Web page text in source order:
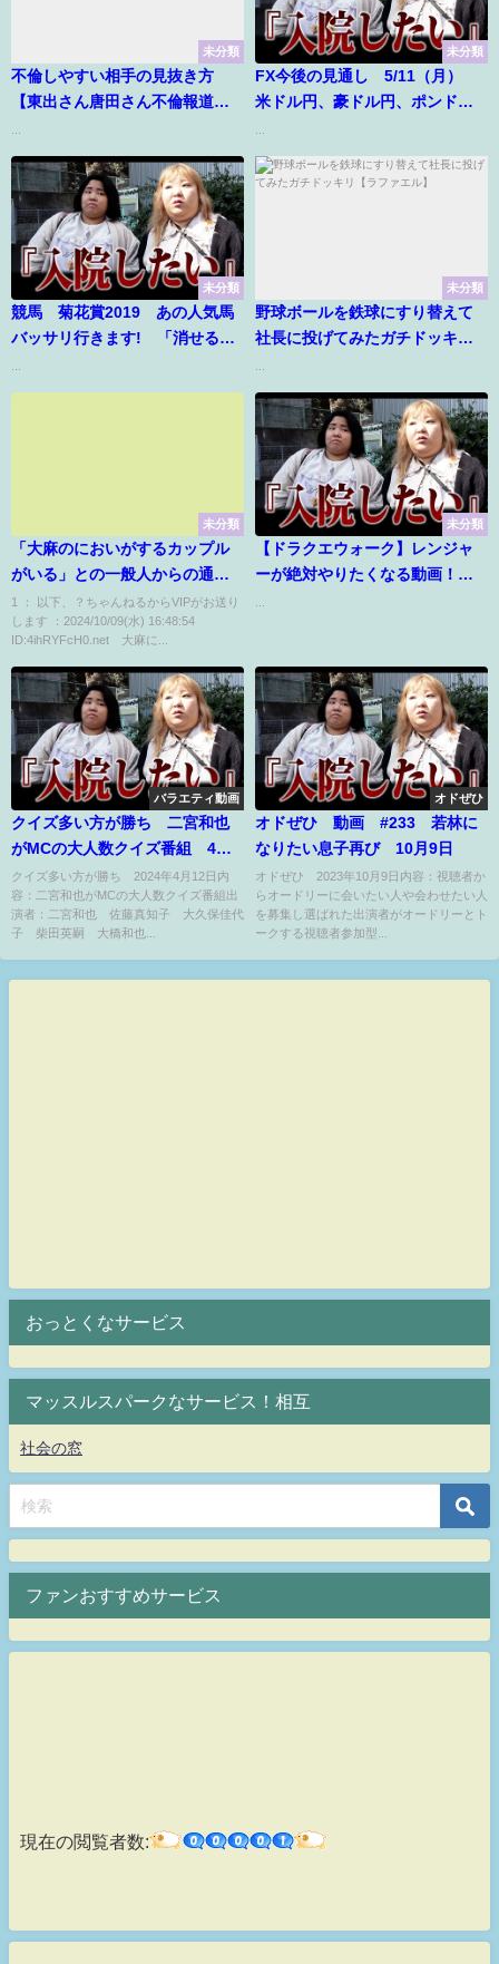
未分類
不倫しやすい相手の見抜き方
【東出さん唐田さん不倫報道考
未分類
FX今後の見通し 5/11（月）
米ドル円、豪ドル円、ポンド
未分類
競馬 菊花賞2019 あの人気馬
バッサリ行きます! 「消せる人
未分類
野球ボールを鉄球にすり替えて
社長に投げてみたガチドッキリ
未分類
「大麻のにおいがするカップル
がいる」との一般人からの通
報 職質後に男女２人を逮捕
1 ： 以下、？ちゃんねるからVIPがお送り
します ：2024/10/09(水) 16:48:54
ID:4ihRYFcH0.net 大麻に...
未分類
【ドラクエウォーク】レンジャ
ーが絶対やりたくなる動画！１
バラエティ動画
クイズ多い方が勝ち 二宮和也
がMCの大人数クイズ番組 4月
12日
クイズ多い方が勝ち 2024年4月12日内
容：二宮和也がMCの大人数クイズ番組出
演者：二宮和也 佐藤真知子 大久保佳代
子 柴田英嗣 大橋和也...
オドぜひ
オドぜひ 動画 #233 若林に
なりたい息子再び 10月9日
オドぜひ 2023年10月9日内容：視聴者か
らオードリーに会いたい人や会わせたい人
を募集し選ばれた出演者がオードリーとト
ークする視聴者参加型...
おっとくなサービス
マッスルスパークなサービス！相互
社会の窓
ファンおすすめサービス
現在の閲覧者数: